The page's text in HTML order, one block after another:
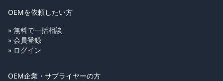
OEMを依頼したい方
» 無料で一括相談
» 会員登録
» ログイン
OEM企業・サプライヤーの方